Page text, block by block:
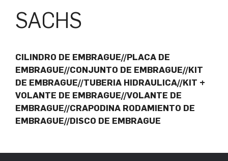
SACHS
CILINDRO DE EMBRAGUE//PLACA DE
EMBRAGUE//CONJUNTO DE EMBRAGUE//KIT
DE EMBRAGUE//TUBERIA HIDRAULICA//KIT +
VOLANTE DE EMBRAGUE//VOLANTE DE
EMBRAGUE//CRAPODINA RODAMIENTO DE
EMBRAGUE//DISCO DE EMBRAGUE